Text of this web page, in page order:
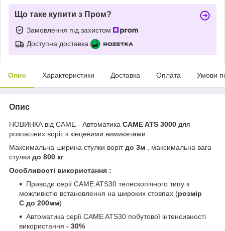
Що таке купити з Пром?
Замовлення під захистом
Доступна доставка
Опис Характеристики Доставка Оплата Умови
Опис
НОВИНКА від САМЕ - Автоматика CAME ATS 3000 для
розпашних воріт з кінцевими вимикачами
Максимальна ширина стулки ворітдо 3м , максимальна вага
стулки до 800 кг
Особливості використання :
Приводи серії CAME ATS30 телескопічного типу з
можливістю встановлення на широких стовпах (розмір
С до 200мм)
Автоматика серії CAME ATS30 побутової інтенсивності
використання - 30%